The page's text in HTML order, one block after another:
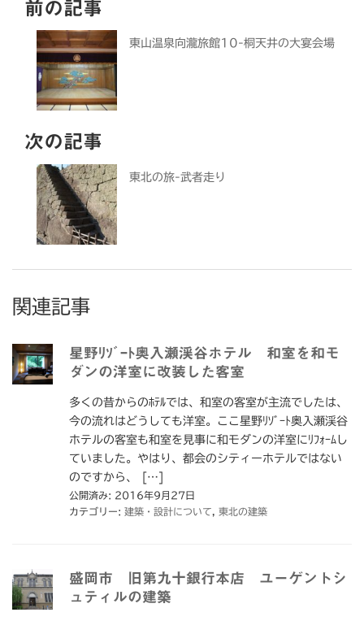
前の記事
東山温泉向瀧旅館10-桐天井の大宴会場
次の記事
東北の旅-武者走り
関連記事
星野ﾘｿﾞｰﾄ奥入瀬渓谷ホテル 和室を和モ
ダンの洋室に改装した客室
多くの昔からのﾎﾃﾙでは、和室の客室が主流でしたは、
今の流れはどうしても洋室。ここ星野ﾘｿﾞｰﾄ奥入瀬渓谷
ホテルの客室も和室を見事に和モダンの洋室にﾘﾌｫｰﾑし
ていました。やはり、都会のシティーホテルではない
のですから、 […]
公開済み: 2016年9月27日
カテゴリー: 建築・設計について 東北の建築
盛岡市 旧第九十銀行本店 ユーゲントシ
ュティルの建築